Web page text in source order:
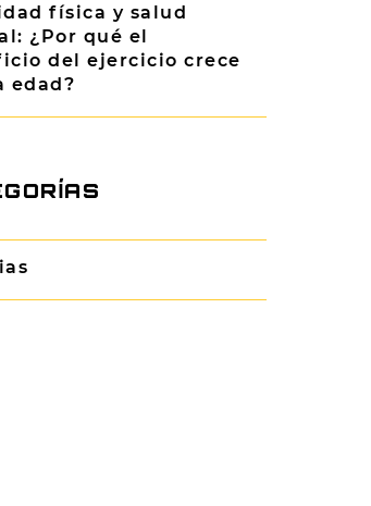
física y salud
¿Por qué el
del ejercicio crece
edad?